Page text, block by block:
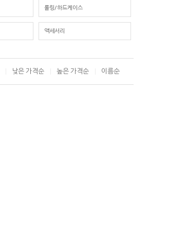
롤링/하드케이스
액세서리
낮은 가격순 높은 가격순 이름순